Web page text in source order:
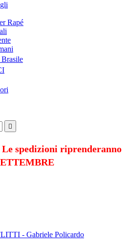
Rapé

spedizioni riprenderanno
- Gabriele Policardo